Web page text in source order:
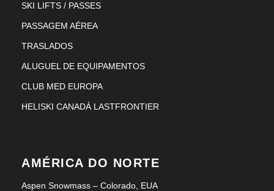
SKI LIFTS / PASSES
PASSAGEM AÉREA
TRASLADOS
ALUGUEL DE EQUIPAMENTOS
CLUB MED EUROPA
HELISKI CANADÁ LASTFRONTIER
AMÉRICA DO NORTE
Aspen Snowmass – Colorado, EUA